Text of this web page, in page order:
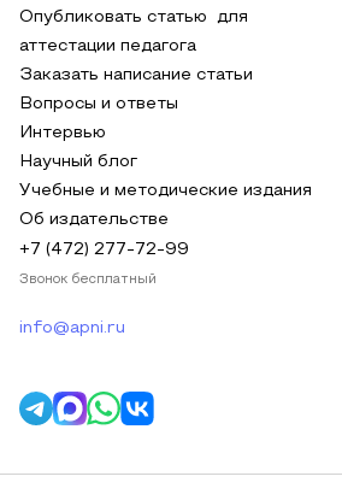
Опубликовать статью для
аттестации педагога
Заказать написание статьи
Вопросы и ответы
Интервью
Научный блог
Учебные и методические издания
Об издательстве
+7 (472) 277-72-99
Звонок бесплатный
info@apni.ru